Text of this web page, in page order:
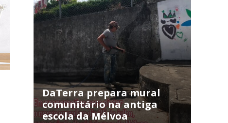
público!
ANUALDaTerra prepara mural
comunitário na antiga
escola da Mélvoa